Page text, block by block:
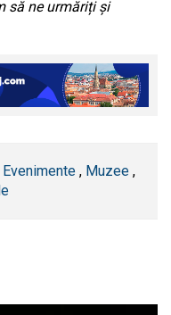
să ne urmăriți și
Evenimente , Muzee ,